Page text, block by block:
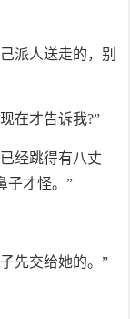
派人送走的，别
在才告诉我?”
经跳得有八丈
子才怪。”
先交给她的。”